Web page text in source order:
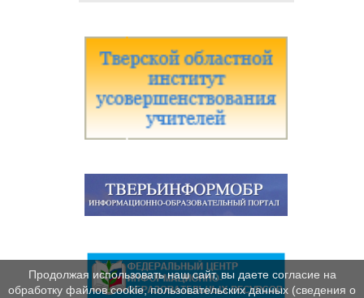
Продолжая использовать наш сайт, вы даете согласие на
обработку файлов cookie, пользовательских данных (сведения о